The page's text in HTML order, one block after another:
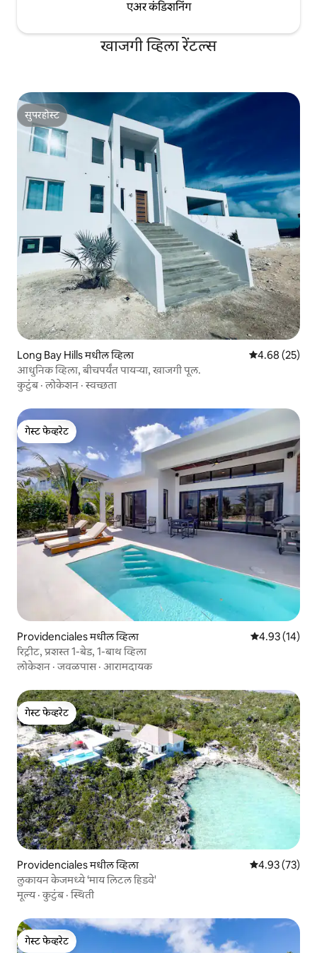
एअर कंडिशनिंग
खाजगी व्हिला रेंटल्स
सुपरहोस्ट
सुपरहोस्ट
Long Bay Hills मधील व्हिला 5 पैकी 4.68
4.68 (25)
आधुनिक व्हिला, बीचपर्यंत पायऱ्या, खाजगी पूल.
कुटुंब·लोकेशन ·स्वच्छता
गेस्ट फेव्हरेट
गेस्ट फेव्हरेट
Providenciales मधील व्हिला 5 पैकी 4.93
4.93 (14)
रिट्रीट, प्रशस्त 1-बेड, 1-बाथ व्हिला
लोकेशन ·जवळपास· आरामदायक
गेस्ट फेव्हरेट
गेस्ट फेव्हरेट
Providenciales मधील व्हिला 5 पैकी 4.93
4.93 (73)
लुकायन केजमध्ये ‘माय लिटल हिडवे'
मूल्य·कुटुंब·स्थिती
गेस्ट फेव्हरेट
गेस्ट फेव्हरेट